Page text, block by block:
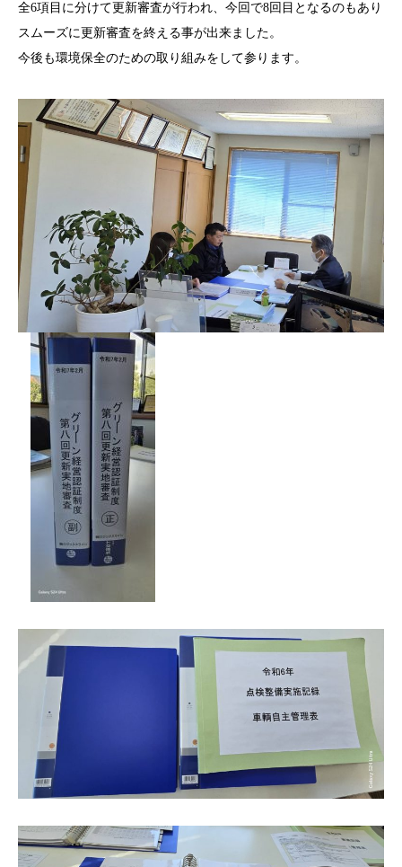
全6項目に分けて更新審査が行われ、今回で8回目となるのもあり
スムーズに更新審査を終える事が出来ました。
今後も環境保全のための取り組みをして参ります。